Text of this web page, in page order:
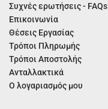
Συχνές ερωτήσεις - FAQs
Επικοινωνία
Θέσεις Εργασίας
Τρόποι Πληρωμής
Τρόποι Αποστολής
Ανταλλακτικά
Ο λογαριασμός μου